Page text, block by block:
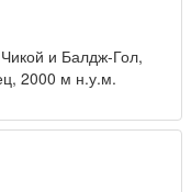
и Балдж-Гол,
2000 м н.у.м.